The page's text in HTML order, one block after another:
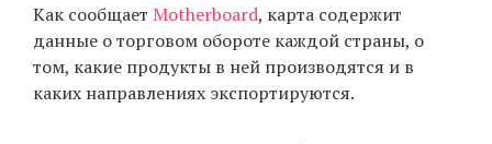
Как сообщает Motherboard, карта содержит
данные о торговом обороте каждой страны, о
том, какие продукты в ней производятся и в
каких направлениях экспортируются.